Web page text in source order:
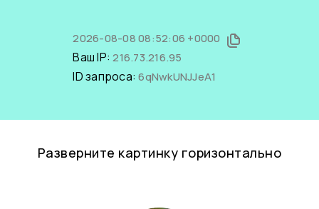
2026-08-08 08:52:06 +0000
Ваш IP:216.73.216.95
ID запроса:6qNwkUNJJeA1
Разверните картинку горизонтально